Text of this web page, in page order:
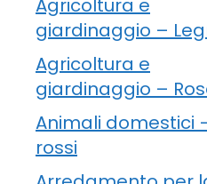
Agricoltura e
giardinaggio –
Agricoltura e
giardinaggio –
Animali domestici
rossi